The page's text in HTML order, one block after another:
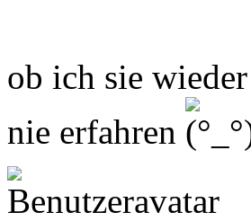
ob ich sie
nie erfahren